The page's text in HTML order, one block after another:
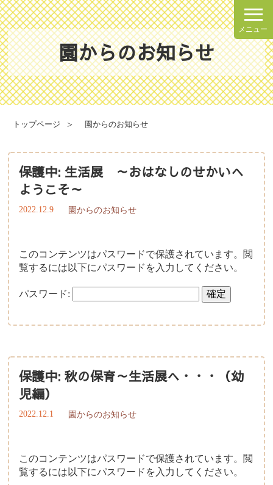
理念・方針
園の概要
健康と安全・衛生・防災
園での一日
子育て支援について
メニュー
園からのお知らせ
トップページ 園からのお知らせ
保護中: 生活展 ～おはなしのせかいへ
ようこそ～
2022.12.9 園からのお知らせ
このコンテンツはパスワードで保護されています。閲
覧するには以下にパスワードを入力してください。
パスワード:
保護中: 秋の保育～生活展へ・・・（幼
児編）
2022.12.1 園からのお知らせ
このコンテンツはパスワードで保護されています。閲
覧するには以下にパスワードを入力してください。